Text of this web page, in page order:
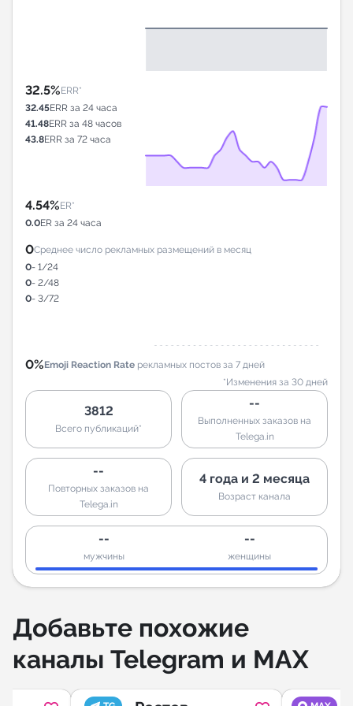
32.5%ERR*
32.45ERR за 24 часа
41.48ERR за 48 часов
43.8ERR за 72 часа
4.54%ER*
0.0ER за 24 часа
0Среднее число рекламных размещений в месяц
0- 1/24
0- 2/48
0- 3/72
0%Emoji Reaction Rate рекламных постов за 7 дней
*Изменения за 30 дней
3812
Всего публикаций*
--
Выполненных заказов на
Telega.in
--
Повторных заказов на
Telega.in
4 года и 2 месяца
Возраст канала
--
мужчины
--
женщины
Добавьте похожие
каналы Telegram и MAX